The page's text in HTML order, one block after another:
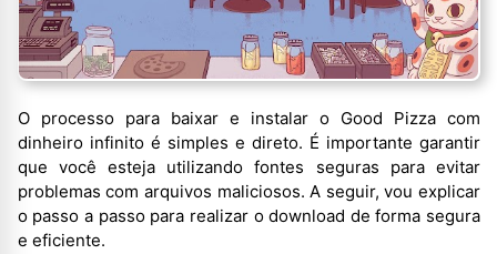
O processo para baixar e instalar o Good Pizza com
dinheiro infinito é simples e direto. É importante garantir
que você esteja utilizando fontes seguras para evitar
problemas com arquivos maliciosos. A seguir, vou explicar
o passo a passo para realizar o download de forma segura
e eficiente.